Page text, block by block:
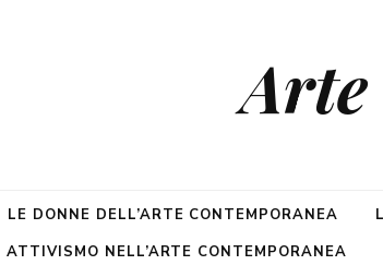
LE DONNE DELL’ARTE CONTEMPORANEA
ATTIVISMO NELL’ARTE CONTEMPORANEA